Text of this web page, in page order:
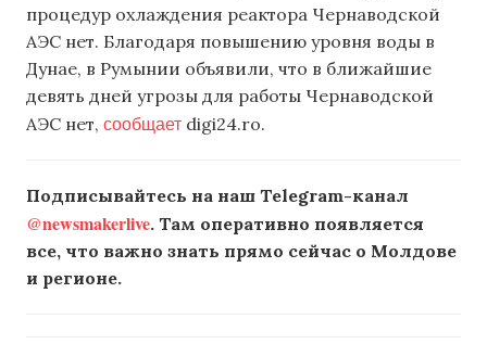
процедур охлаждения реактора Чернаводской
АЭС нет. Благодаря повышению уровня воды в
Дунае, в Румынии объявили, что в ближайшие
девять дней угрозы для работы Чернаводской
АЭС нет, сообщает digi24.ro.
Подписывайтесь на наш Telegram-канал
@newsmakerlive. Там оперативно появляется
все, что важно знать прямо сейчас о Молдове
и регионе.